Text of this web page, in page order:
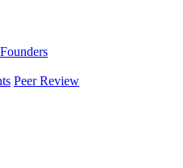
Peer Review